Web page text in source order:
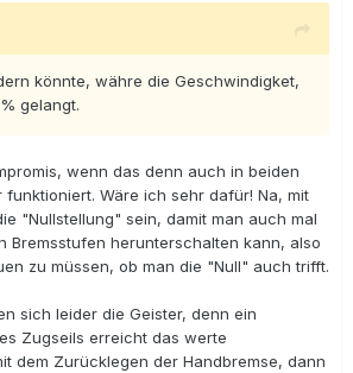
könnte, währe die Geschwindigket,
gelangt.
wenn das denn auch in beiden
funktioniert. Wäre ich sehr dafür! Na, mit
"Nullstellung" sein, damit man auch mal
Bremsstufen herunterschalten kann, also
zu müssen, ob man die "Null" auch trifft.
sich leider die Geister, denn ein
Zugseils erreicht das werte
dem Zurücklegen der Handbremse, dann